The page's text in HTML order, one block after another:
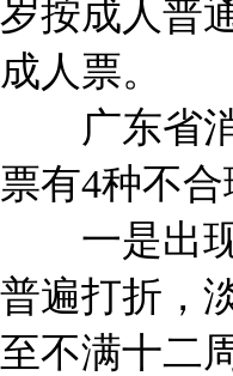
岁按成人普
成人票。
广东省消
票有4种不合
一是出现“
普遍打折，
至不满十二